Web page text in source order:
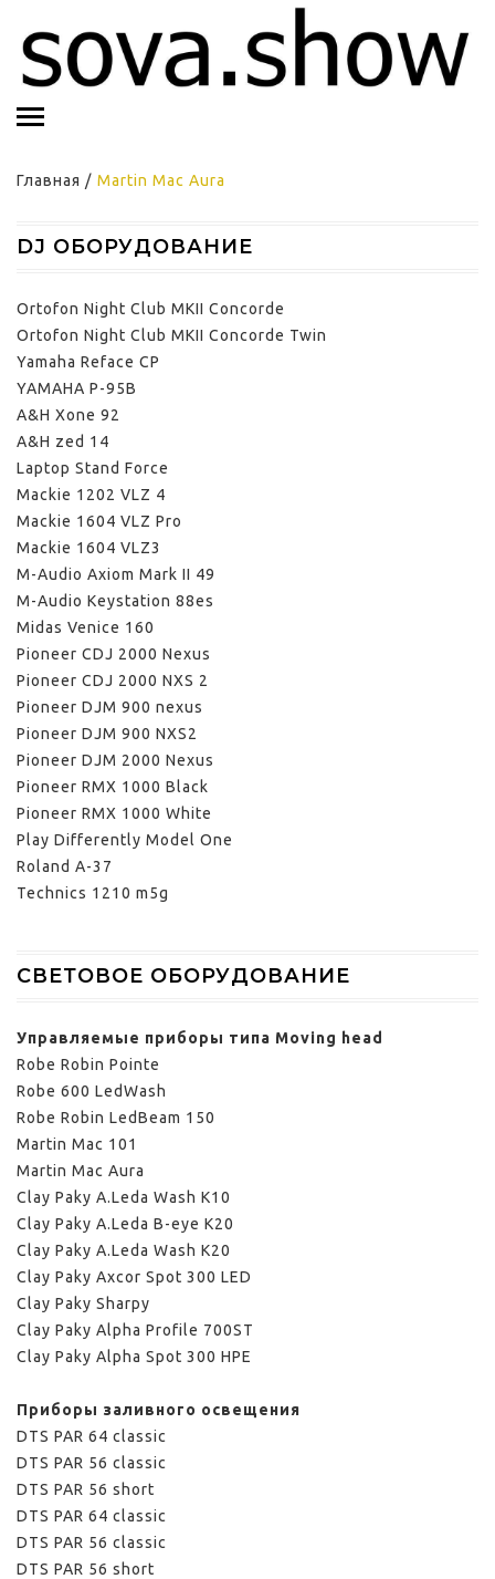
Главная / Martin Mac Aura
DJ ОБОРУДОВАНИЕ
Ortofon Night Club MKII Concorde
Ortofon Night Club MKII Concorde Twin
Yamaha Reface CP
YAMAHA P-95B
A&H Xone 92
A&H zed 14
Laptop Stand Force
Mackie 1202 VLZ 4
Mackie 1604 VLZ Pro
Mackie 1604 VLZ3
M-Audio Axiom Mark II 49
M-Audio Keystation 88es
Midas Venice 160
Pioneer CDJ 2000 Nexus
Pioneer CDJ 2000 NXS 2
Pioneer DJM 900 nexus
Pioneer DJM 900 NXS2
Pioneer DJM 2000 Nexus
Pioneer RMX 1000 Black
Pioneer RMX 1000 White
Play Differently Model One
Roland A-37
Technics 1210 m5g
СВЕТОВОЕ ОБОРУДОВАНИЕ
Управляемые приборы типа Moving head
Robe Robin Pointe
Robe 600 LedWash
Robe Robin LedBeam 150
Martin Mac 101
Martin Mac Aura
Clay Paky A.Leda Wash K10
Clay Paky A.Leda B-eye K20
Clay Paky A.Leda Wash K20
Clay Paky Axcor Spot 300 LED
Clay Paky Sharpy
Clay Paky Alpha Profile 700ST
Clay Paky Alpha Spot 300 HPE
Приборы заливного освещения
DTS PAR 64 classic
DTS PAR 56 classic
DTS PAR 56 short
DTS PAR 64 classic
DTS PAR 56 classic
DTS PAR 56 short